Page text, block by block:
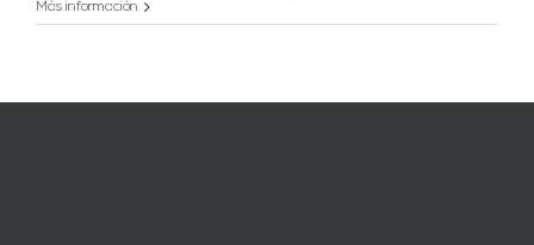
Más información